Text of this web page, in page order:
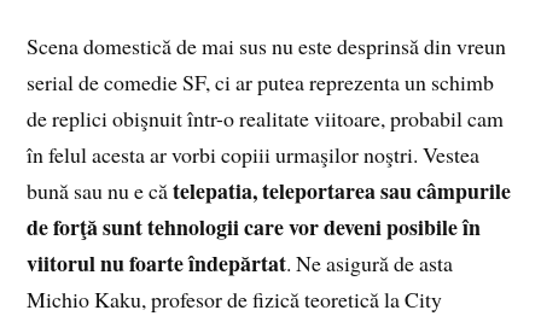
Scena domestică de mai sus nu este desprinsă din vreun
serial de comedie SF, ci ar putea reprezenta un schimb
de replici obişnuit într-o realitate viitoare, probabil cam
în felul acesta ar vorbi copiii urmaşilor noştri. Vestea
bună sau nu e cătelepatia, teleportarea sau câmpurile
de forţă sunt tehnologii care vor deveni posibile în
viitorul nu foarte îndepărtat. Ne asigură de asta
Michio Kaku, profesor de fizică teoretică la City